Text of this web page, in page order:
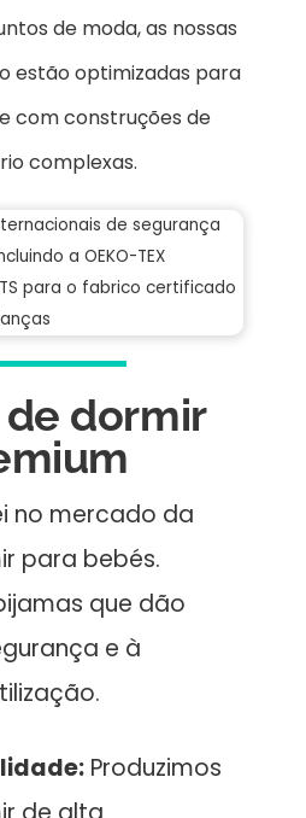
de moda, as nossas
estão optimizadas para
com construções de
complexas.
de dormir
no mercado da
para bebés.
que dão
e à
Produzimos